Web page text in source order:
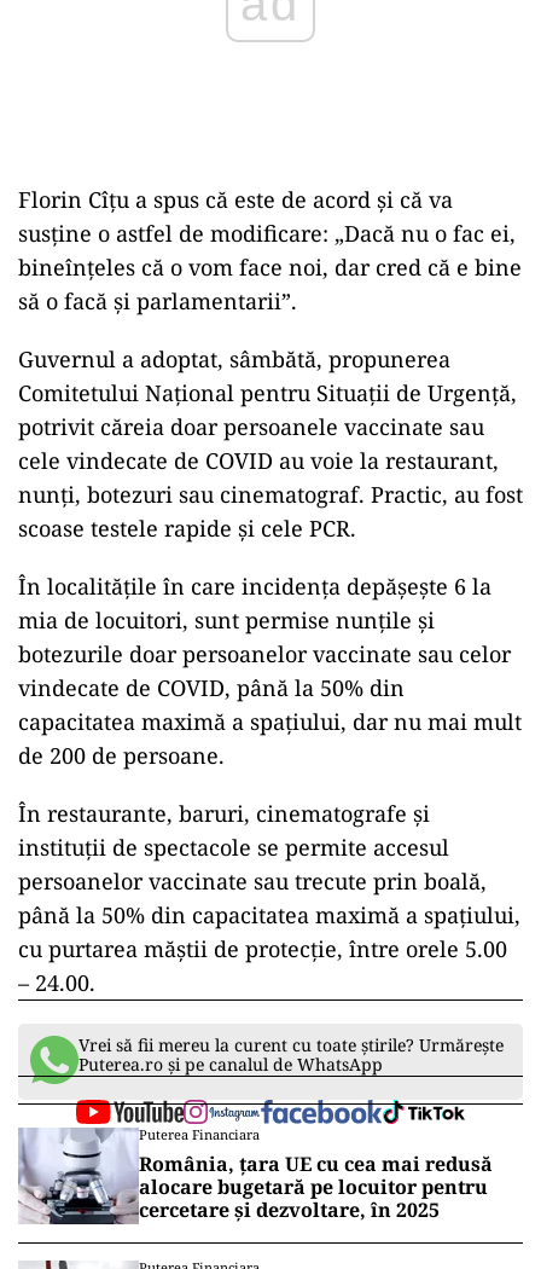
Florin Cîțu a spus că este de acord și că va
susține o astfel de modificare: „Dacă nu o fac ei,
bineînțeles că o vom face noi, dar cred că e bine
să o facă și parlamentarii”.
Guvernul a adoptat, sâmbătă, propunerea
Comitetului Național pentru Situații de Urgență,
potrivit căreia doar persoanele vaccinate sau
cele vindecate de COVID au voie la restaurant,
nunți, botezuri sau cinematograf. Practic, au fost
scoase testele rapide și cele PCR.
În localitățile în care incidența depășește 6 la
mia de locuitori, sunt permise nunţile și
botezurile doar persoanelor vaccinate sau celor
vindecate de COVID, până la 50% din
capacitatea maximă a spațiului, dar nu mai mult
de 200 de persoane.
În restaurante, baruri, cinematografe și
instituţii de spectacole se permite accesul
persoanelor vaccinate sau trecute prin boală,
până la 50% din capacitatea maximă a spaţiului,
cu purtarea măștii de protecție, între orele 5.00
– 24.00.
Vrei să fii mereu la curent cu toate știrile? Urmărește
Puterea.ro și pe canalul de WhatsApp
Puterea Financiara
România, țara UE cu cea mai redusă
alocare bugetară pe locuitor pentru
cercetare și dezvoltare, în 2025